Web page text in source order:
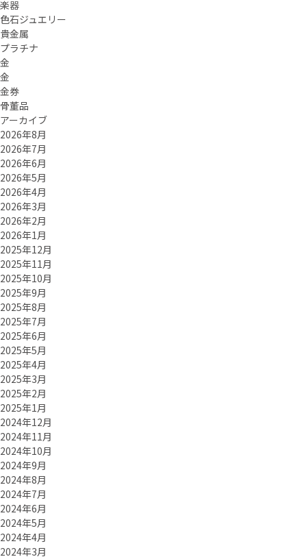
楽器
色石ジュエリー
貴金属
プラチナ
金
金
金券
骨董品
アーカイブ
2026年8月
2026年7月
2026年6月
2026年5月
2026年4月
2026年3月
2026年2月
2026年1月
2025年12月
2025年11月
2025年10月
2025年9月
2025年8月
2025年7月
2025年6月
2025年5月
2025年4月
2025年3月
2025年2月
2025年1月
2024年12月
2024年11月
2024年10月
2024年9月
2024年8月
2024年7月
2024年6月
2024年5月
2024年4月
2024年3月